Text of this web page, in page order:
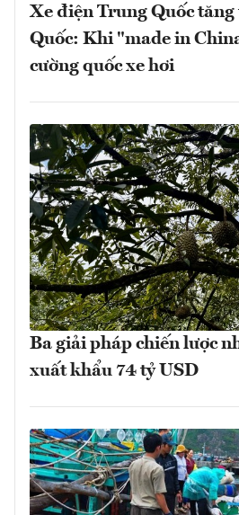
Xe điện Trung Quốc
Quốc: Khi "made in
cường quốc xe hơi
Ba giải pháp chiến lược
xuất khẩu 74 tỷ USD